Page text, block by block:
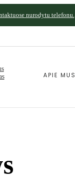
nurodytu telefonu.
APIE MUS